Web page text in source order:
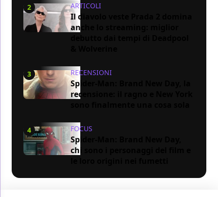
2 ARTICOLI
Il diavolo veste Prada 2 domina
anche lo streaming: miglior
3 RECENSIONI
Spider-Man: Brand New Day, la
recensione: il ragno e New York
4 FOCUS
Spider-Man: Brand New Day,
chi sono i personaggi del film e